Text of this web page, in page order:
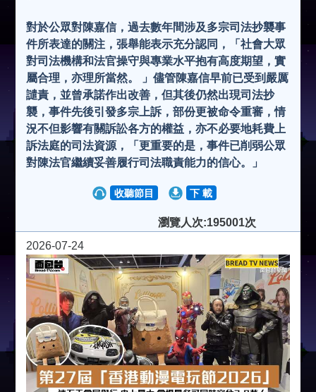
對於公眾對陳嘉信，過去數年間涉及多宗司法抄襲事
件所表達的關注，張舉能表示充分認同，「社會大眾
對司法機構和法官操守與專業水平抱有高度期望，實
屬合理，亦理所當然。 」儘管陳嘉信早前已受到嚴厲
譴責，並曾承諾作出改善，但其後仍然出現司法抄
襲，事件先後引發多宗上訴，部份更被命令重審，情
況不但影響有關訴訟各方的權益，亦不必要地耗費上
訴法庭的司法資源，「更重要的是，事件已削弱公眾
對陳法官繼續妥善履行司法職責能力的信心。」
收聽節目 下 載
瀏覽人次:195001次
2026-07-24